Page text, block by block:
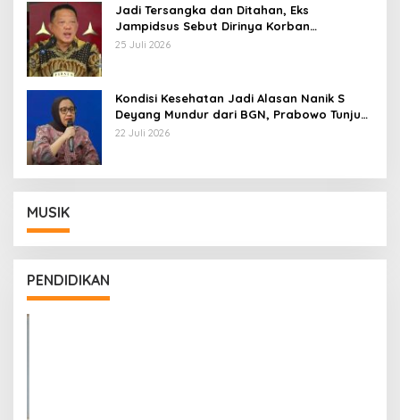
Jadi Tersangka dan Ditahan, Eks
Jampidsus Sebut Dirinya Korban
Kriminalisasi
25 Juli 2026
Kondisi Kesehatan Jadi Alasan Nanik S
Deyang Mundur dari BGN, Prabowo Tunjuk
Wamentan Sudaryono
22 Juli 2026
MUSIK
PENDIDIKAN